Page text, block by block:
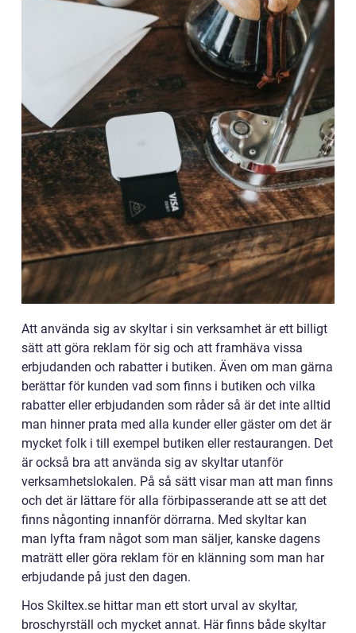
Att använda sig av skyltar i sin verksamhet är ett billigt
sätt att göra reklam för sig och att framhäva vissa
erbjudanden och rabatter i butiken. Även om man gärna
berättar för kunden vad som finns i butiken och vilka
rabatter eller erbjudanden som råder så är det inte alltid
man hinner prata med alla kunder eller gäster om det är
mycket folk i till exempel butiken eller restaurangen. Det
är också bra att använda sig av skyltar utanför
verksamhetslokalen. På så sätt visar man att man finns
och det är lättare för alla förbipasserande att se att det
finns någonting innanför dörrarna. Med skyltar kan
man lyfta fram något som man säljer, kanske dagens
maträtt eller göra reklam för en klänning som man har
erbjudande på just den dagen.
Hos Skiltex.se hittar man ett stort urval av skyltar,
broschyrställ och mycket annat. Här finns både skyltar